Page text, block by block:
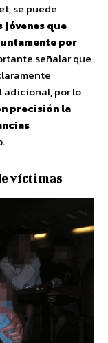
se puede
jóvenes que
por
señalar que
por lo
precisión la
víctimas